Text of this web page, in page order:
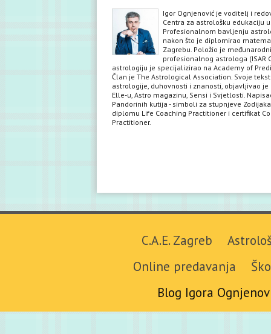
Igor Ognjenović je voditelj i
Centra za astrološku edukaciju
Profesionalnom bavljenju
nakon što je diplomirao
Zagrebu. Položio je
profesionalnog astrologa (ISAR
astrologiju je specijalizirao na Academy of
Član je The Astrological Association. Svoje
astrologije, duhovnosti i znanosti, objavljivao je
Elle-u, Astro magazinu, Sensi i Svjetlosti.
Pandorinih kutija - simboli za stupnjeve
diplomu Life Coaching Practitioner i certifikat
Practitioner.
C.A.E. Zagreb
Online predavanja
Blog Igora